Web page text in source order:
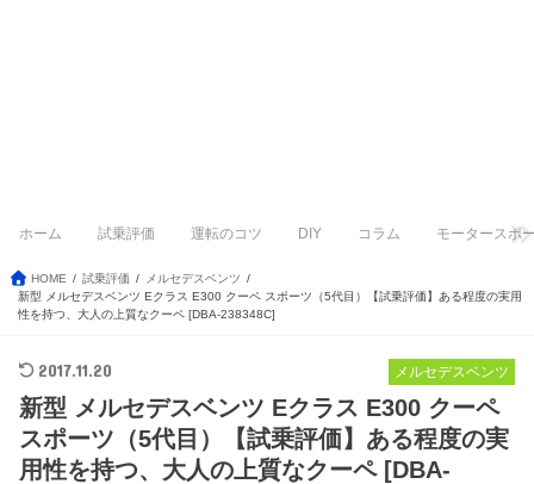
ホーム 試乗評価 運転のコツ DIY コラム モータースポ
HOME 試乗評価
メルセデスベンツ
新型 メルセデスベンツ Eクラス E300 クーペ スポーツ（5代目）【試乗評価】ある程度の実用
性を持つ、大人の上質なクーペ [DBA-238348C]
メルセデスベンツ
2017.11.20
新型 メルセデスベンツ Eクラス E300 クーペ
スポーツ（5代目）【試乗評価】ある程度の実
用性を持つ、大人の上質なクーペ [DBA-